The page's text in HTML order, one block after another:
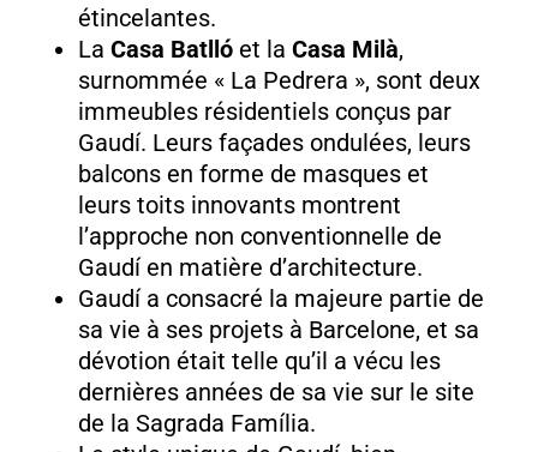
étincelantes.
La Casa Batllóet la Casa Milà,
surnommée « La Pedrera », sont deux
immeubles résidentiels conçus par
Gaudí. Leurs façades ondulées, leurs
balcons en forme de masques et
leurs toits innovants montrent
l’approche non conventionnelle de
Gaudí en matière d’architecture.
Gaudí a consacré la majeure partie de
sa vie à ses projets à Barcelone, et sa
dévotion était telle qu’il a vécu les
dernières années de sa vie sur le site
de la Sagrada Família.